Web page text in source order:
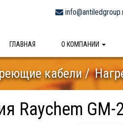
ГЛАВНАЯ О КОМПАНИИ
кабели
Raychem GM-